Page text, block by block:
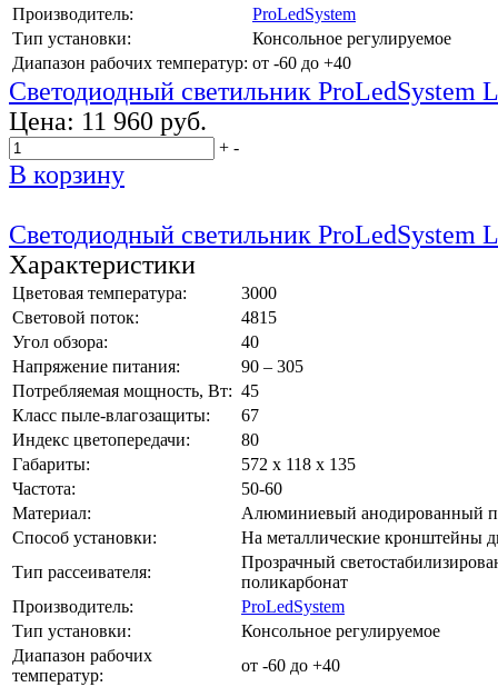
Производитель:
ProLedSystem
Тип установки:
Консольное регулируемое
Диапазон рабочих температур: от -60 до +40
Светодиодный светильник ProLedSystem
Цена: 11 960 руб.
+ -
В корзину
Светодиодный светильник ProLedSystem
Характеристики
Цветовая температура:
3000
Световой поток:
4815
Угол обзора:
40
Напряжение питания:
90 – 305
Потребляемая мощность, Вт: 45
Класс пыле-влагозащиты:
67
Индекс цветопередачи:
80
Габариты:
572 х 118 х 135
Частота:
50-60
Материал:
Алюминиевый анодированный
Способ установки:
На металлические кронштейны
Тип рассеивателя:
Прозрачный
поликарбонат
Производитель:
ProLedSystem
Тип установки:
Консольное регулируемое
Диапазон рабочих
температур:
от -60 до +40